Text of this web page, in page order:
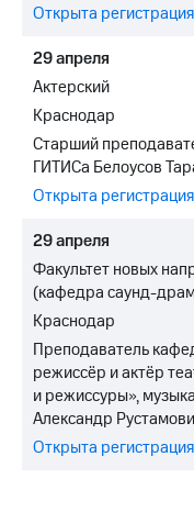
Открыта регистрация
29 апреля
Актерский
Краснодар
Старший
ГИТИСа Белоусов
Открыта регистрация
29 апреля
Факультет новых
(кафедра саунд-
Краснодар
Преподаватель
режиссёр и актёр
и режиссуры»,
Александр
Открыта регистрация